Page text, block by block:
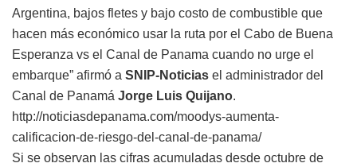
Argentina, bajos fletes y bajo costo de combustible que
hacen más económico usar la ruta por el Cabo de Buena
Esperanza vs el Canal de Panama cuando no urge el
embarque” afirmó a SNIP-Noticias el administrador del
Canal de Panamá Jorge Luis Quijano.
http://noticiasdepanama.com/moodys-aumenta-
calificacion-de-riesgo-del-canal-de-panama/
Si se observan las cifras acumuladas desde octubre de